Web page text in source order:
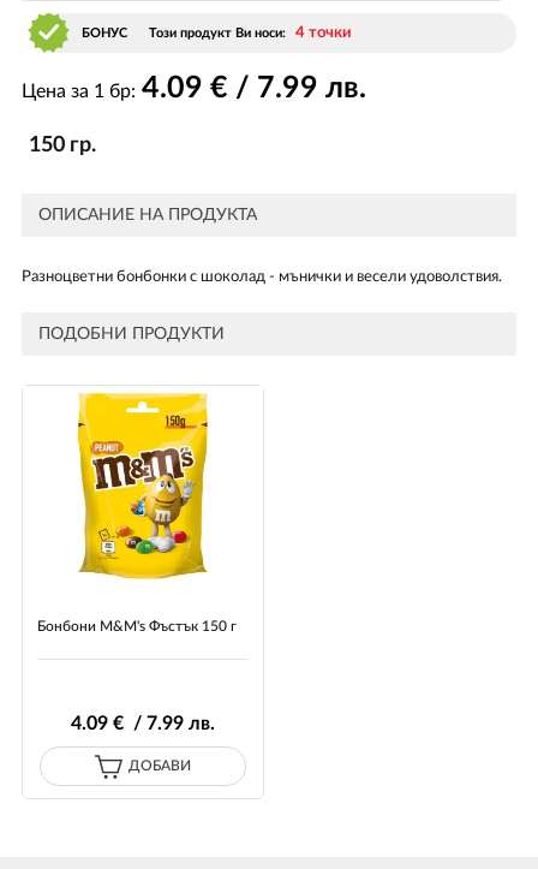
БОНУС Този продукт Ви носи: 4 точки
Цена за 1 бр: 4.09 € / 7.99 лв.
150 гр.
ОПИСАНИЕ НА ПРОДУКТА
Разноцветни бонбонки с шоколад - мънички и весели удоволствия.
ПОДОБНИ ПРОДУКТИ
Бонбони M&M's Фъстък 150 г
4.09€ / 7.99лв.
ДОБАВИ